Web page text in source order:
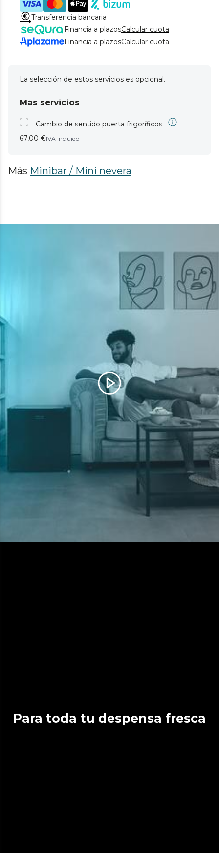
Transferencia bancaria
Financia a plazosCalcular cuota
Financia a plazosCalcular cuota
La selección de estos servicios es opcional.
Más servicios
Cambio de sentido puerta frigoríficos
67,00 €IVA incluido
Más Minibar / Mini nevera
Para toda tu despensa fresca